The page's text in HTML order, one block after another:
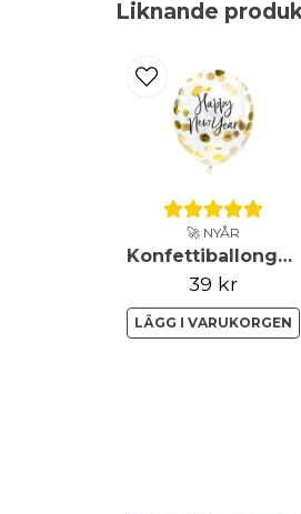
Liknande
🚀 NYÅR
Konfettiballonger - Happy New Year
39 kr
LÄGG I VARUKORGEN